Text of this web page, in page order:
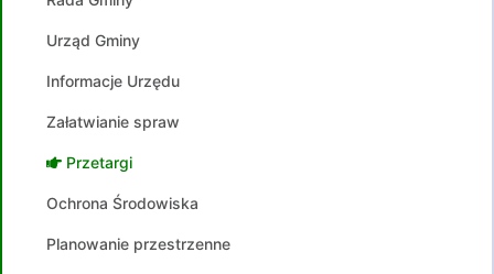
Urząd Gminy
Informacje Urzędu
Załatwianie spraw
Przetargi
Ochrona Środowiska
Planowanie przestrzenne